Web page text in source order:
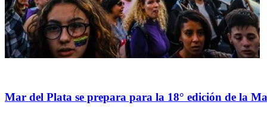
Mar del Plata se prepara para la 18° edición de la